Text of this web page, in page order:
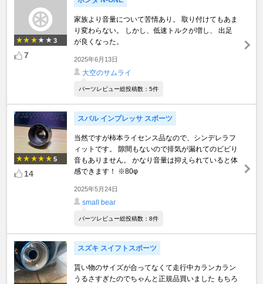
3
7
家族より音量について苦情あり。 取り付けてもあま
り変わらない。 しかし、低速トルクが増し、 出足
が良くなった。
2025年6月13日
大空のサムライ
パーツレビュー総投稿数：5件
5
14
スバル インプレッサ スポーツ
当然ですが柿本ライセンス品なので、シンデレラフ
ィットです。 隙間もないので排気が漏れてのビビり
音もありません。 かなり音量は抑えられていると体
感できます！ ※80φ
2025年5月24日
small bear
パーツレビュー総投稿数：8件
スズキ スイフトスポーツ
貰い物のサイズが合ってなくて走行中カランカラン
うるさすぎたのでちゃんと正規品買いました もちろ